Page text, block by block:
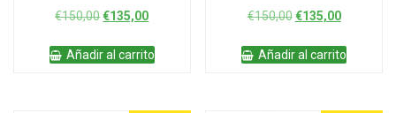
€150,00El
original
era:
€135,00El
actual
es:
Añadir al carrito
€150,00 El
original
era:
€135,00El
actual
es:
Añadir al carrito